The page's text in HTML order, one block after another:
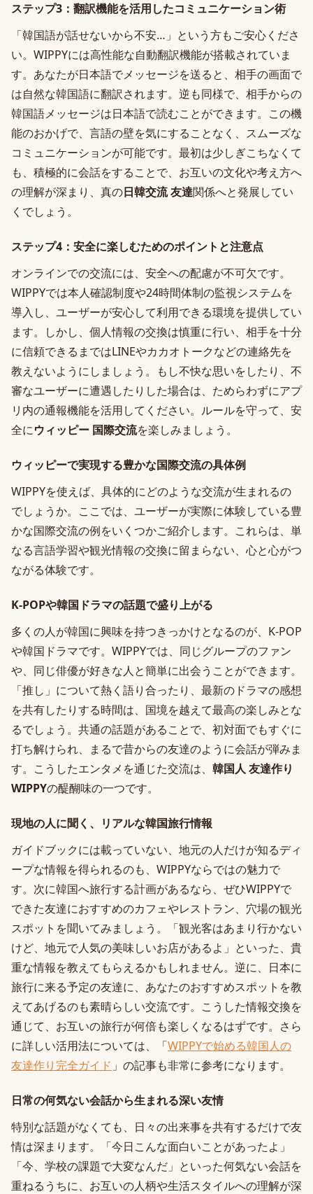
ステップ3：翻訳機能を活用したコミュニケーション術
「韓国語が話せないから不安…」という方もご安心くださ
い。WIPPYには高性能な自動翻訳機能が搭載されていま
す。あなたが日本語でメッセージを送ると、相手の画面で
は自然な韓国語に翻訳されます。逆も同様で、相手からの
韓国語メッセージは日本語で読むことができます。この機
能のおかげで、言語の壁を気にすることなく、スムーズな
コミュニケーションが可能です。最初は少しぎこちなくて
も、積極的に会話をすることで、お互いの文化や考え方へ
の理解が深まり、真の日韓交流 友達関係へと発展してい
くでしょう。
ステップ4：安全に楽しむためのポイントと注意点
オンラインでの交流には、安全への配慮が不可欠です。
WIPPYでは本人確認制度や24時間体制の監視システムを
導入し、ユーザーが安心して利用できる環境を提供してい
ます。しかし、個人情報の交換は慎重に行い、相手を十分
に信頼できるまではLINEやカカオトークなどの連絡先を
教えないようにしましょう。もし不快な思いをしたり、不
審なユーザーに遭遇したりした場合は、ためらわずにアプ
リ内の通報機能を活用してください。ルールを守って、安
全にウィッピー 国際交流を楽しみましょう。
ウィッピーで実現する豊かな国際交流の具体例
WIPPYを使えば、具体的にどのような交流が生まれるの
でしょうか。ここでは、ユーザーが実際に体験している豊
かな国際交流の例をいくつかご紹介します。これらは、単
なる言語学習や観光情報の交換に留まらない、心と心がつ
ながる体験です。
K-POPや韓国ドラマの話題で盛り上がる
多くの人が韓国に興味を持つきっかけとなるのが、K-POP
や韓国ドラマです。WIPPYでは、同じグループのファン
や、同じ俳優が好きな人と簡単に出会うことができます。
「推し」について熱く語り合ったり、最新のドラマの感想
を共有したりする時間は、国境を越えて最高の楽しみとな
るでしょう。共通の話題があることで、初対面でもすぐに
打ち解けられ、まるで昔からの友達のように会話が弾みま
す。こうしたエンタメを通じた交流は、 韓国人 友達作り
WIPPYの醍醐味の一つです。
現地の人に聞く、リアルな韓国旅行情報
ガイドブックには載っていない、地元の人だけが知るディ
ープな情報を得られるのも、WIPPYならではの魅力で
す。次に韓国へ旅行する計画があるなら、ぜひWIPPYで
できた友達におすすめのカフェやレストラン、穴場の観光
スポットを聞いてみましょう。「観光客はあまり行かない
けど、地元で人気の美味しいお店があるよ」といった、貴
重な情報を教えてもらえるかもしれません。逆に、日本に
旅行に来る予定の友達に、あなたのおすすめスポットを教
えてあげるのも素晴らしい交流です。こうした情報交換を
通じて、お互いの旅行が何倍も楽しくなるはずです。さら
に詳しい活用法については、「WIPPYで始める韓国人の
友達作り完全ガイド 」の記事も非常に参考になります。
日常の何気ない会話から生まれる深い友情
特別な話題がなくても、日々の出来事を共有するだけで友
情は深まります。「今日こんな面白いことがあったよ」
「今、学校の課題で大変なんだ」といった何気ない会話を
重ねるうちに、お互いの人柄や生活スタイルへの理解が深